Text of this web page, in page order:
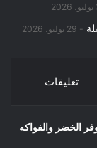
29 يوليو، 2026
تعليقات
الخضر والفواكه